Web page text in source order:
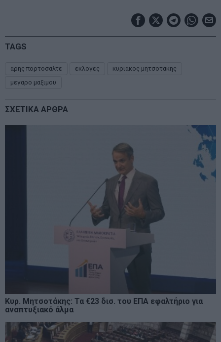
TAGS
αρης πορτοσαλτε εκλογες
κυριακος μητσοτακης
μεγαρο μαξιμου
ΣΧΕΤΙΚΑ ΑΡΘΡΑ
Κυρ. Μητσοτάκης: Τα €23 δισ. του ΕΠΑ εφαλτήριο για
αναπτυξιακό άλμα